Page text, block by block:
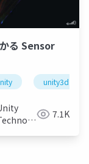
る Sensor
unity3d
7.1K